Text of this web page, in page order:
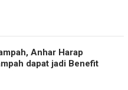
Anhar Harap
dapat jadi Benefit